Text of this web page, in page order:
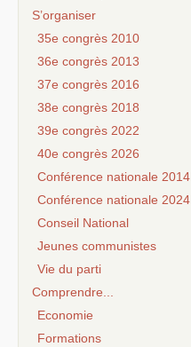
S’organiser
35e congrès 2010
36e congrès 2013
37e congrès 2016
38e congrès 2018
39e congrès 2022
40e congrès 2026
Conférence nationale 2014
Conférence nationale 2024
Conseil National
Jeunes communistes
Vie du parti
Comprendre...
Economie
Formations